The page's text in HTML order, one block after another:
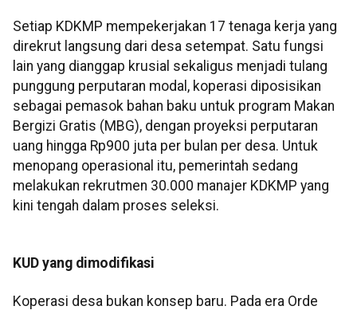
Setiap KDKMP mempekerjakan 17 tenaga kerja yang
direkrut langsung dari desa setempat. Satu fungsi
lain yang dianggap krusial sekaligus menjadi tulang
punggung perputaran modal, koperasi diposisikan
sebagai pemasok bahan baku untuk program Makan
Bergizi Gratis (MBG), dengan proyeksi perputaran
uang hingga Rp900 juta per bulan per desa. Untuk
menopang operasional itu, pemerintah sedang
melakukan rekrutmen 30.000 manajer KDKMP yang
kini tengah dalam proses seleksi.
KUD yang dimodifikasi
Koperasi desa bukan konsep baru. Pada era Orde